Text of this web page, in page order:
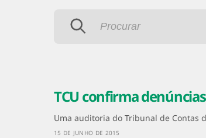
TCU confirma
Uma auditoria do Tribunal de Contas
15 DE JUNHO DE 2015